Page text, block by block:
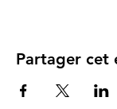
Partager cet